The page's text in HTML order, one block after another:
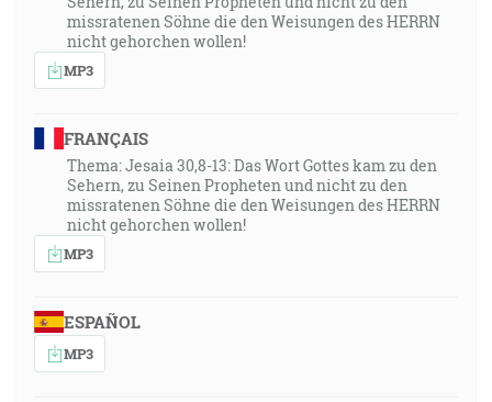
missratenen Söhne die den Weisungen des HERRN
nicht gehorchen wollen!
MP3
FRANÇAIS
Thema: Jesaia 30,8-13: Das Wort Gottes kam zu den
Sehern, zu Seinen Propheten und nicht zu den
missratenen Söhne die den Weisungen des HERRN
nicht gehorchen wollen!
MP3
ESPAÑOL
MP3